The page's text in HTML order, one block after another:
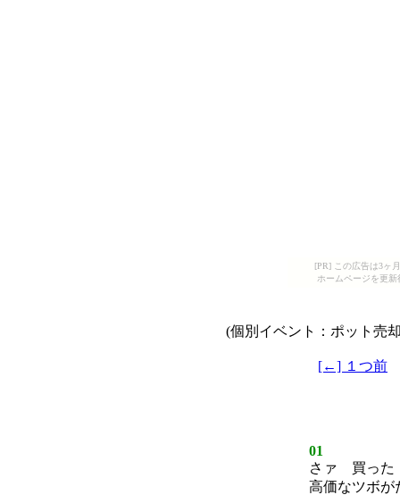
[PR] この広告は3ヶ
ホームページを更
(個別イベント：ポット売
[←] １つ前
01
さァ 買っ
高価なツボ